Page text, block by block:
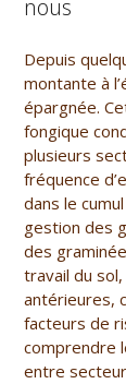
nous
Depuis
montante à
épargnée.
fongique
plusieurs
fréquence
dans le
gestion des
des
travail du
antérieures,
facteurs de
comprendre
entre